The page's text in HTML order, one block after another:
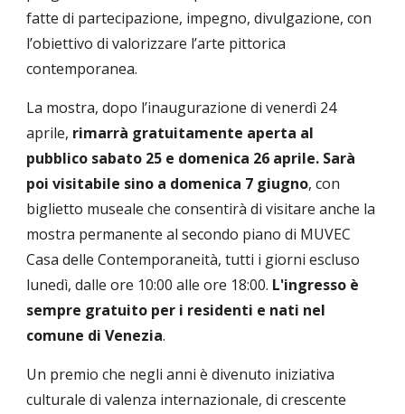
fatte di partecipazione, impegno, divulgazione, con
l’obiettivo di valorizzare l’arte pittorica
contemporanea.
La mostra, dopo l’inaugurazione di venerdì 24
aprile, rimarrà gratuitamente aperta al
pubblico sabato 25 e domenica 26 aprile. Sarà
poi visitabile sino a domenica 7 giugno, con
biglietto museale che consentirà di visitare anche la
mostra permanente al secondo piano di MUVEC
Casa delle Contemporaneità, tutti i giorni escluso
lunedì, dalle ore 10:00 alle ore 18:00. L'ingresso è
sempre gratuito per i residenti e nati nel
comune di Venezia.
Un premio che negli anni è divenuto iniziativa
culturale di valenza internazionale, di crescente